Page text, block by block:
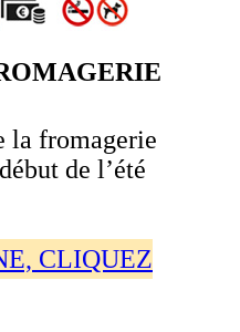
la fromagerie
de l’été
CLIQUEZ